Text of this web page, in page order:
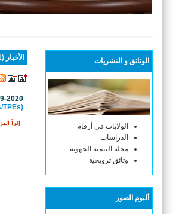
الوثائق و النشريات
الولايات في أرقام
الدراسات
مجلة التنمية الجهوية
وثائق ترويجية
ألبوم الصور
الأخبار (571 )
2020
(PMEs/TPEs)بولاية بنزرت
إقرأ